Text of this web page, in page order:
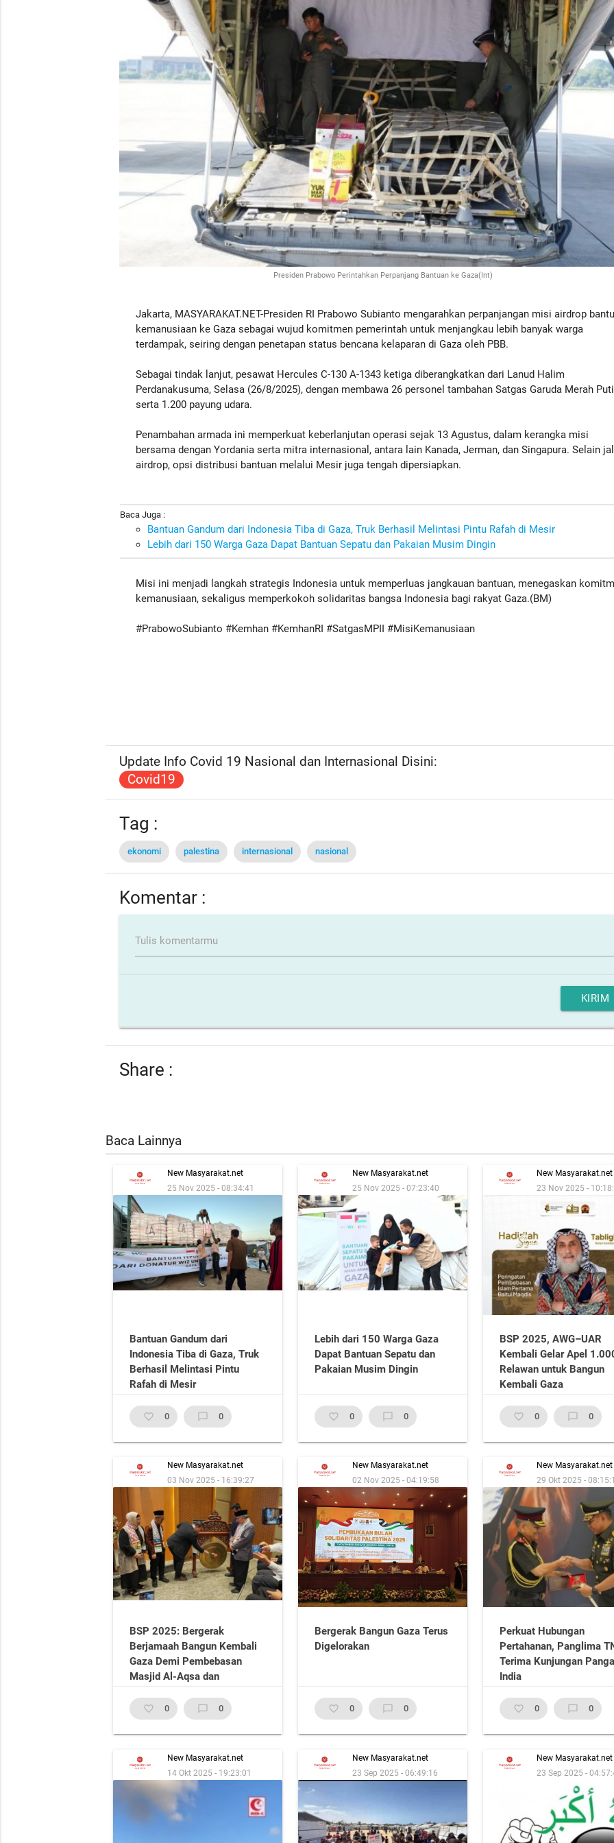
Presiden Prabowo Perintahkan Perpanjang Bantuan ke Gaza(Int)
Jakarta, MASYARAKAT.NET-Presiden RI Prabowo Subianto mengarahkan perpanjangan misi airdrop
kemanusiaan ke Gaza sebagai wujud komitmen pemerintah untuk menjangkau lebih banyak warga
terdampak, seiring dengan penetapan status bencana kelaparan di Gaza oleh PBB.
Sebagai tindak lanjut, pesawat Hercules C-130 A-1343 ketiga diberangkatkan dari Lanud Halim
Perdanakusuma, Selasa (26/8/2025), dengan membawa 26 personel tambahan Satgas Garuda Merah
serta 1.200 payung udara.
Penambahan armada ini memperkuat keberlanjutan operasi sejak 13 Agustus, dalam kerangka misi
bersama dengan Yordania serta mitra internasional, antara lain Kanada, Jerman, dan Singapura. Selain
airdrop, opsi distribusi bantuan melalui Mesir juga tengah dipersiapkan.
Baca Juga :
Bantuan Gandum dari Indonesia Tiba di Gaza, Truk Berhasil Melintasi Pintu Rafah di Mesir
Lebih dari 150 Warga Gaza Dapat Bantuan Sepatu dan Pakaian Musim Dingin
Misi ini menjadi langkah strategis Indonesia untuk memperluas jangkauan bantuan, menegaskan
kemanusiaan, sekaligus memperkokoh solidaritas bangsa Indonesia bagi rakyat Gaza.(BM)
#PrabowoSubianto #Kemhan #KemhanRI #SatgasMPII #MisiKemanusiaan
Update Info Covid 19 Nasional dan Internasional Disini:
Covid19
Tag :
ekonomi palestina internasional nasional
Komentar :
Tulis komentarmu
KIRIM
Share :
Baca Lainnya
New Masyarakat.net
25 Nov 2025 - 08:34:41
Bantuan Gandum dari
Indonesia Tiba di Gaza, Truk
Berhasil Melintasi Pintu
Rafah di Mesir
favorite_border 0 chat_bubble_outline 0
New Masyarakat.net
25 Nov 2025 - 07:23:40
Lebih dari 150 Warga Gaza
Dapat Bantuan Sepatu dan
Pakaian Musim Dingin
favorite_border 0 chat_bubble_outline 0
New Masyarakat.net
23 Nov 2025 -
BSP 2025, AWG–UAR
Kembali Gelar Apel
Relawan untuk Bangun
Kembali Gaza
favorite_border 0 chat_bubble_outline 0
New Masyarakat.net
03 Nov 2025 - 16:39:27
BSP 2025: Bergerak
Berjamaah Bangun Kembali
Gaza Demi Pembebasan
Masjid Al-Aqsa dan
favorite_border 0 chat_bubble_outline 0
New Masyarakat.net
02 Nov 2025 - 04:19:58
Bergerak Bangun Gaza Terus
Digelorakan
favorite_border 0 chat_bubble_outline 0
New Masyarakat.net
29 Okt 2025 -
Perkuat Hubungan
Pertahanan, Panglima
Terima Kunjungan
India
favorite_border 0 chat_bubble_outline 0
New Masyarakat.net
14 Okt 2025 - 19:23:01
New Masyarakat.net
23 Sep 2025 - 06:49:16
New Masyarakat.net
23 Sep 2025 -